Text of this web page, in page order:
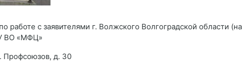
работе с заявителями г. Волжского Волгоградской области (на
ВО «МФЦ»
Профсоюзов, д. 30